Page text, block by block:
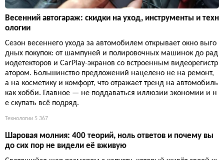
Весенний автогараж: скидки на уход, инструменты и техн
ологии
Сезон весеннего ухода за автомобилем открывает окно выго
дных покупок: от шампуней и полировочных машинок до рад
иодетекторов и CarPlay-экранов со встроенным видеорегистр
атором. Большинство предложений нацелено не на ремонт,
а на косметику и комфорт, что отражает тренд на автомобиль
как хобби. Главное — не поддаваться иллюзии экономии и н
е скупать всё подряд.
Технологии 5 367
Шаровая молния: 400 теорий, ноль ответов и почему вы
до сих пор не видели её вживую